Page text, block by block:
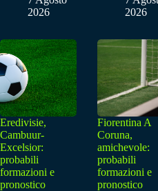
2026
2026
Eredivisie,
Cambuur-
Excelsior:
probabili
formazioni e
pronostico
Fiorentina A
Coruna,
amichevole:
probabili
formazioni e
pronostico